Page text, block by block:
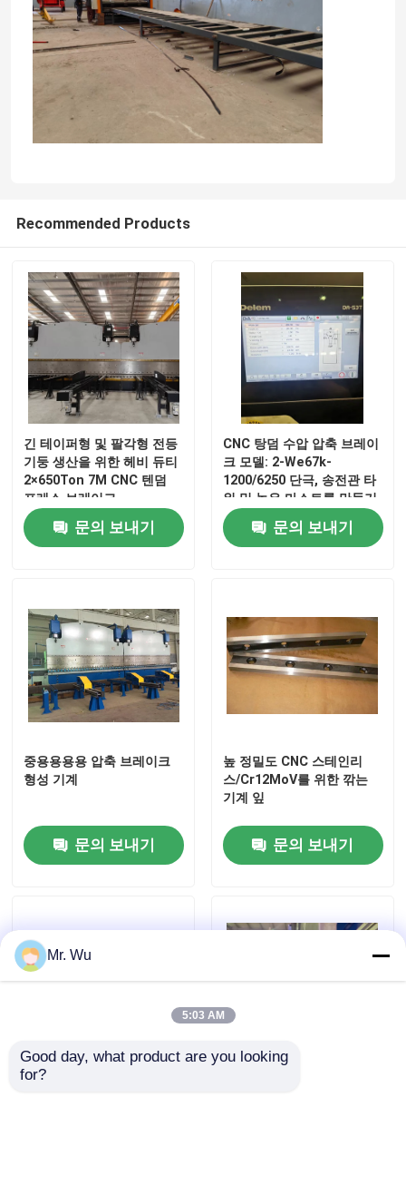
홈
Recommended Products
긴 테이퍼형 및 팔각형 전등
기둥 생산을 위한 헤비 듀티
2×650Ton 7M CNC 텐덤
프레스 브레이크
문의 보내기
CNC 탕덤 수압 압축 브레이
크 모델: 2-We67k-
1200/6250 단극, 송전관 타
워 및 높은 마스트를 만들기
위해
문의 보내기
중용용용용 압축 브레이크
형성 기계
문의 보내기
높 정밀도 CNC 스테인리
스/Cr12MoV를 위한 깎는
기계 잎
문의 보내기
금속공학 깎기 기계 잎 금속
Mr. Wu
5:03 AM
Good day, what product are you looking
for?